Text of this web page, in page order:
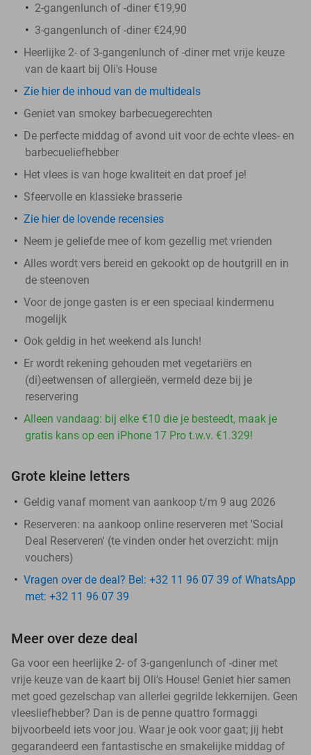
2-gangenlunch of -diner €19,90
3-gangenlunch of -diner €24,90
Heerlijke 2- of 3-gangenlunch of -diner met vrije keuze
van de kaart bij Oli's House
Zie hier de inhoud van de multideals
Geniet van smokey barbecuegerechten
De perfecte middag of avond uit voor de echte vlees- en
barbecueliefhebber
Het vlees is van hoge kwaliteit en dat proef je!
Sfeervolle en klassieke brasserie
Zie hier de lovende recensies
Neem je geliefde mee of kom gezellig met vrienden
Alles wordt vers bereid en gekookt op de houtgrill en in
de steenoven
Voor de jonge gasten is er een speciaal kindermenu
mogelijk
Ook geldig in het weekend als lunch!
Er wordt rekening gehouden met vegetariërs en
(di)eetwensen of allergieën, vermeld deze bij je
reservering
Alleen vandaag: bij elke €10 die je besteedt, maak je
gratis kans op een iPhone 17 Pro t.w.v. €1.329!
Grote kleine letters
Geldig vanaf moment van aankoop t/m 9 aug 2026
Reserveren: na aankoop online reserveren met 'Social
Deal Reserveren' (te vinden onder het overzicht: mijn
vouchers)
Vragen over de deal? Bel: +32 11 96 07 39 of WhatsApp
met: +32 11 96 07 39
Meer over deze deal
Ga voor een heerlijke 2- of 3-gangenlunch of -diner met
vrije keuze van de kaart bij Oli's House! Geniet hier samen
met goed gezelschap van allerlei gegrilde lekkernijen. Geen
vleesliefhebber? Dan is de penne quattro formaggi
bijvoorbeeld iets voor jou. Waar je ook voor gaat; jij hebt
gegarandeerd een fantastische en smakelijke middag of